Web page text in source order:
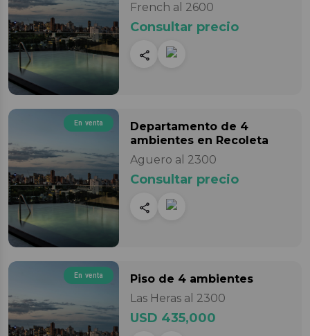
French al 2600
Consultar precio
En venta Departamento de 4
ambientes en Recoleta
Aguero al 2300
Consultar precio
En venta Piso de 4 ambientes
Las Heras al 2300
USD 435,000